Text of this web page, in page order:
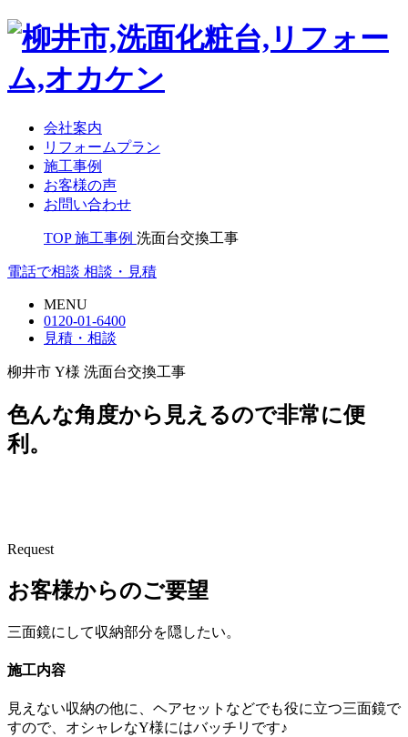
会社案内
リフォームプラン
施工事例
お客様の声
お問い合わせ
TOP 施工事例 洗面台交換工事
電話で相談 相談・見積
MENU
0120-01-6400
見積・相談
柳井市 Y様 洗面台交換工事
色んな角度から見えるので非常に便
利。
Request
お客様からのご要望
三面鏡にして収納部分を隠したい。
施工内容
見えない収納の他に、ヘアセットなどでも役に立つ三面鏡で
すので、オシャレなY様にはバッチリです♪